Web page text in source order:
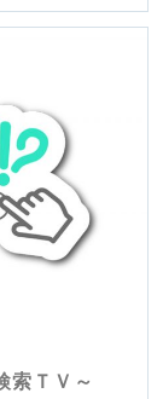
索ＴＶ～